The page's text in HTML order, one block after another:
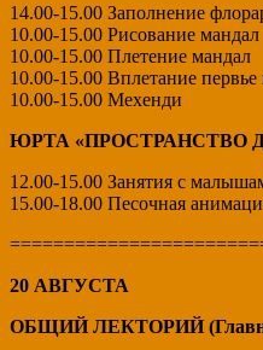
14.00-15.00 Заполнение
10.00-15.00 Рисование мандал
10.00-15.00 Плетение мандал
10.00-15.00 Вплетание
10.00-15.00 Мехенди
ЮРТА «ПРОСТРАНСТВО
12.00-15.00 Занятия с
15.00-18.00 Песочная
20 АВГУСТА
ОБЩИЙ ЛЕКТОРИЙ